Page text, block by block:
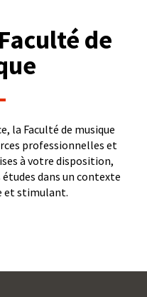
de
la Faculté de musique
professionnelles et
à votre disposition,
dans un contexte
et stimulant.